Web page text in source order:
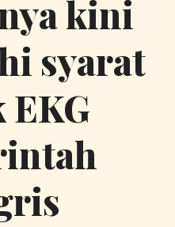
kini
syarat